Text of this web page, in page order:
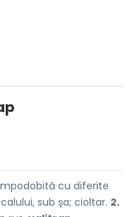
cu diferite
sub șa; cioltar. 2.